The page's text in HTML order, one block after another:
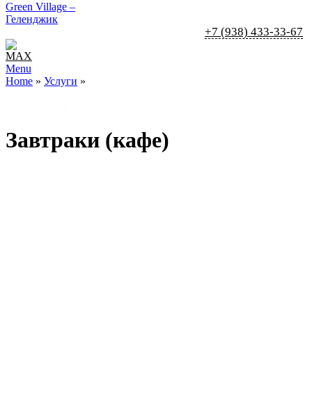
+7 (938) 433-33-67
Menu
Home » Услуги »
Завтраки (кафе)